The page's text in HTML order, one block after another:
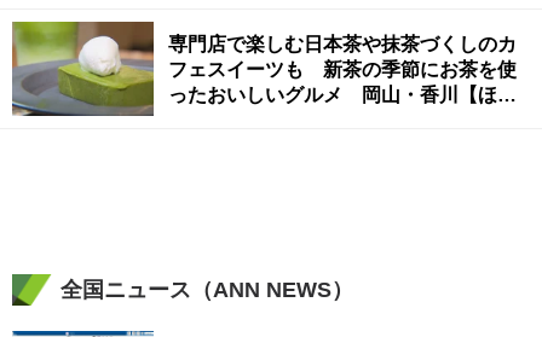
専門店で楽しむ日本茶や抹茶づくしのカ
フェスイーツも 新茶の季節にお茶を使
ったおいしいグルメ 岡山・香川【ほっ
全国ニュース（ANN NEWS）